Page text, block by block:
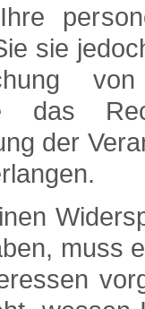
sie
das
der
muss